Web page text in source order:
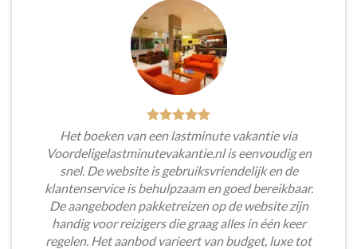
Het boeken van een lastminute vakantie via
Voordeligelastminutevakantie.nl is eenvoudig en
snel. De website is gebruiksvriendelijk en de
klantenservice is behulpzaam en goed bereikbaar.
De aangeboden pakketreizen op de website zijn
handig voor reizigers die graag alles in één keer
regelen. Het aanbod varieert van budget, luxe tot